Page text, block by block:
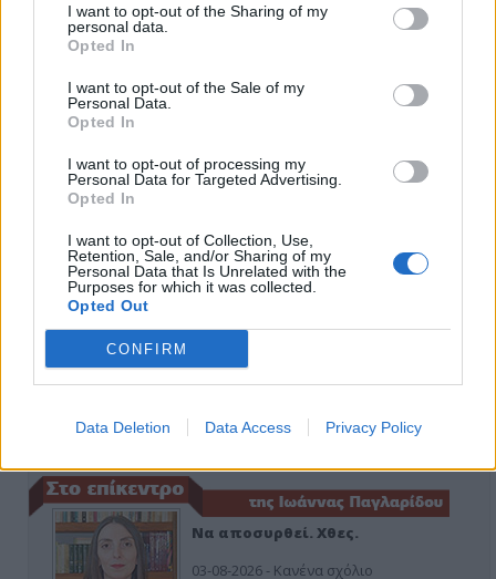
I want to opt-out of the Sharing of my
personal data.
Opted In
I want to opt-out of the Sale of my
Personal Data.
Opted In
I want to opt-out of processing my
Personal Data for Targeted Advertising.
Opted In
I want to opt-out of Collection, Use,
Retention, Sale, and/or Sharing of my
Personal Data that Is Unrelated with the
Purposes for which it was collected.
Opted Out
CONFIRM
Data Deletion Data Access Privacy Policy
ΑΠΟΨΕΙΣ
26-07-2026 - Κανένα σχόλιο
Κιλκίς προς Χατζηδάκη: Στηρίξτε
εμπράκτως την περιφέρεια – μειώσ…
11-06-2026 - Κανένα σχόλιο
Να αποσυρθεί. Χθες.
03-08-2026 - Κανένα σχόλιο